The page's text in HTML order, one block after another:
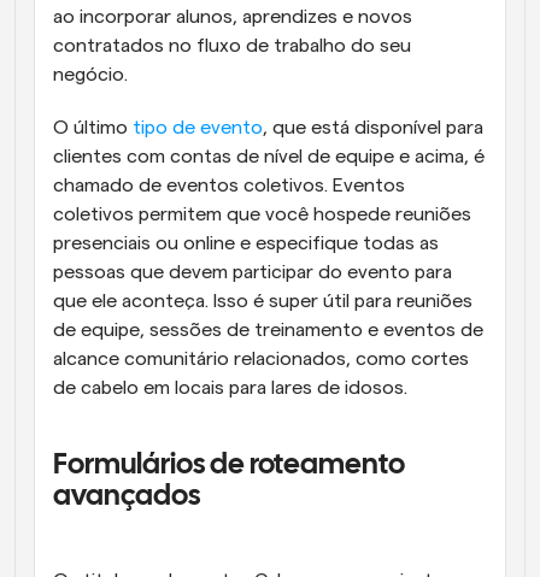
ao incorporar alunos, aprendizes e novos
contratados no fluxo de trabalho do seu
negócio.
O último tipo de evento, que está disponível para
clientes com contas de nível de equipe e acima, é
chamado de eventos coletivos. Eventos
coletivos permitem que você hospede reuniões
presenciais ou online e especifique todas as
pessoas que devem participar do evento para
que ele aconteça. Isso é super útil para reuniões
de equipe, sessões de treinamento e eventos de
alcance comunitário relacionados, como cortes
de cabelo em locais para lares de idosos.
Formulários de roteamento
avançados